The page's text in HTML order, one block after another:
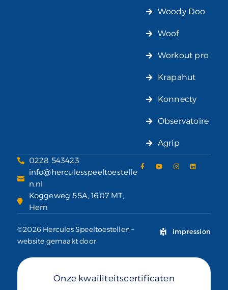
Woody Doo
Woof
Workout pro
Krapahut
Konnecty
Observatoire
Agrip
0228 543423
info@herculesspeeltoestelle
n.nl
Koggeweg 55A, 1607 MT,
Hem
©2026 Hercules Speeltoestellen –
website gemaakt door
impression
Onze kwailiteitscertificaten